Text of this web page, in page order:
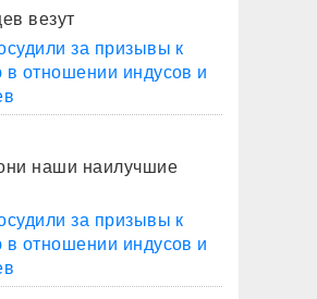
везут
за призывы к
в отношении индусов и
наши наилучшие
за призывы к
в отношении индусов и